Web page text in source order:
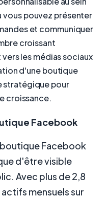
pouvez présenter
et communiquer
croissant
les médias sociaux
d'une boutique
stratégique pour
croissance.
Facebook
Facebook
d'être visible
Avec plus de 2,8
mensuels sur